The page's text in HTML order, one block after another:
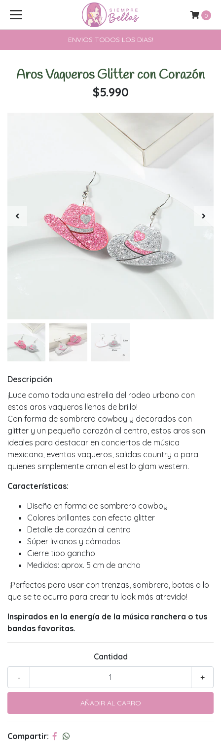
ENVIOS TODOS LOS DIAS!
0
Aros Vaqueros Glitter con Corazón
$5.990
Descripción
¡Luce como toda una estrella del rodeo urbano con
estos aros vaqueros llenos de brillo!
Con forma de sombrero cowboy y decorados con
glitter y un pequeño corazón al centro, estos aros son
ideales para destacar en conciertos de música
mexicana, eventos vaqueros, salidas country o para
quienes simplemente aman el estilo glam western.
Características:
Diseño en forma de sombrero cowboy
Colores brillantes con efecto glitter
Detalle de corazón al centro
Súper livianos y cómodos
Cierre tipo gancho
Medidas: aprox. 5 cm de ancho
¡Perfectos para usar con trenzas, sombrero, botas o lo
que se te ocurra para crear tu look más atrevido!
Inspirados en la energía de la música ranchera o tus
bandas favoritas.
Cantidad
+
-
Compartir: